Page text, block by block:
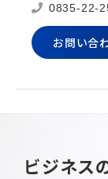
0835-22-
お問い合
ビジネス